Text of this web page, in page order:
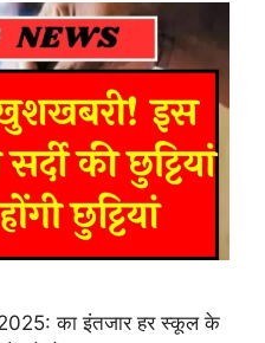
का इंतजार हर स्कूल के